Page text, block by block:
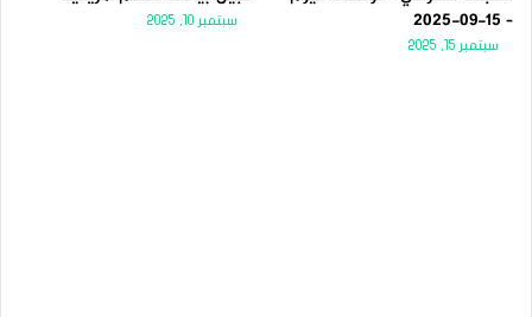
– 15-09-2025
سبتمبر 15, 2025
سبتمبر 10, 2025